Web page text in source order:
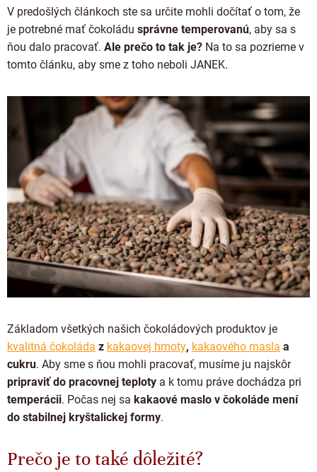
Raňajkové kaše
Káva - Coffeespot
Orechy a ovocie
Doplnkový predaj
Späť do školy
Darčekové poukážky
JANEK Merchandise
Kakaové nibsy
Kokosový cukor
Kakaové šupky
V predošlých článkoch ste sa určite mohli dočítať o tom, že
je potrebné mať čokoládu správne temperovanú, aby sa s
ňou dalo pracovať. Ale prečo to tak je? Na to sa pozrieme v
tomto článku, aby sme z toho neboli JANEK.
Základom všetkých našich čokoládových produktov je
kvalitná čokoláda z kakaovej hmoty, kakaového masla a
cukru. Aby sme s ňou mohli pracovať, musíme ju najskôr
pripraviť do pracovnej teploty a k tomu práve dochádza pri
temperácii. Počas nej sa kakaové maslo v čokoláde mení
do stabilnej kryštalickej formy.
Prečo je to také dôležité?